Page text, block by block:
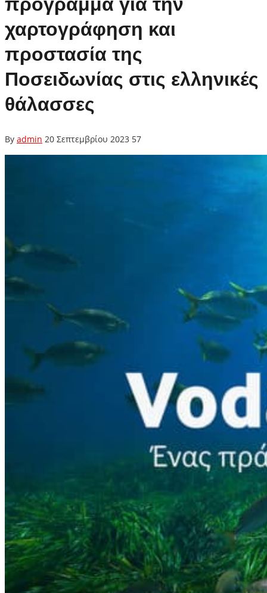
χαρτογράφηση και
προστασία της
Ποσειδωνίας στις ελληνικές
θάλασσες
By admin 20 Σεπτεμβρίου 2023 57